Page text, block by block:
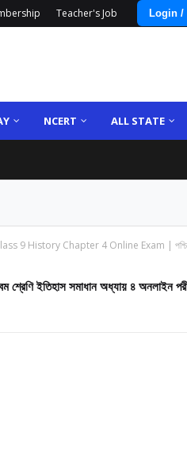
Teacher's Job Login /
NCERT ALL STATE
9 History Chapter 4 Online Exam |
ইতিহাস সমাধান অধ্যায় ৪ অনলাইন